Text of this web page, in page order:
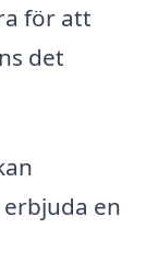
för att
det
en